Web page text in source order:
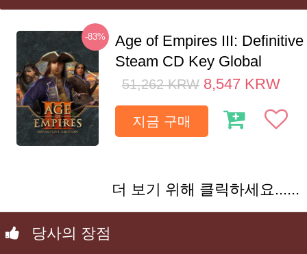
-83%
Age of Empires III:
Steam CD Key Global
51,262 KRW 8,547 KRW
지금 구매
더 보기 위해 클릭하세요......
당사의 장점